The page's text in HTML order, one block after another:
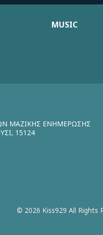
MUSIC
ΜΑΖΙΚΗΣ ΕΝΗΜΕΡΩΣΗΣ
15124
© 2026 Kiss929 All Rights